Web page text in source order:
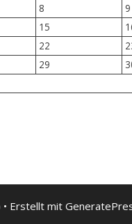
Inhalte
8
9
15
22
29
• Erstellt mit